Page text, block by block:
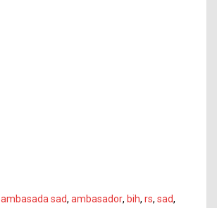
ambasada sad, ambasador, bih, rs, sad,